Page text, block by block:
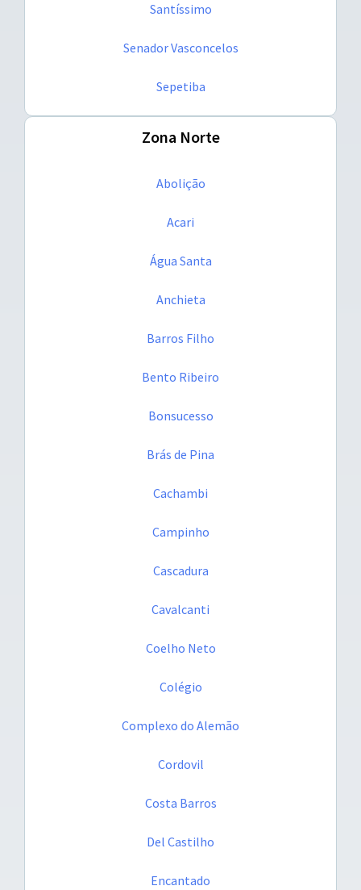
Santíssimo
Senador Vasconcelos
Sepetiba
Zona Norte
Abolição
Acari
Água Santa
Anchieta
Barros Filho
Bento Ribeiro
Bonsucesso
Brás de Pina
Cachambi
Campinho
Cascadura
Cavalcanti
Coelho Neto
Colégio
Complexo do Alemão
Cordovil
Costa Barros
Del Castilho
Encantado